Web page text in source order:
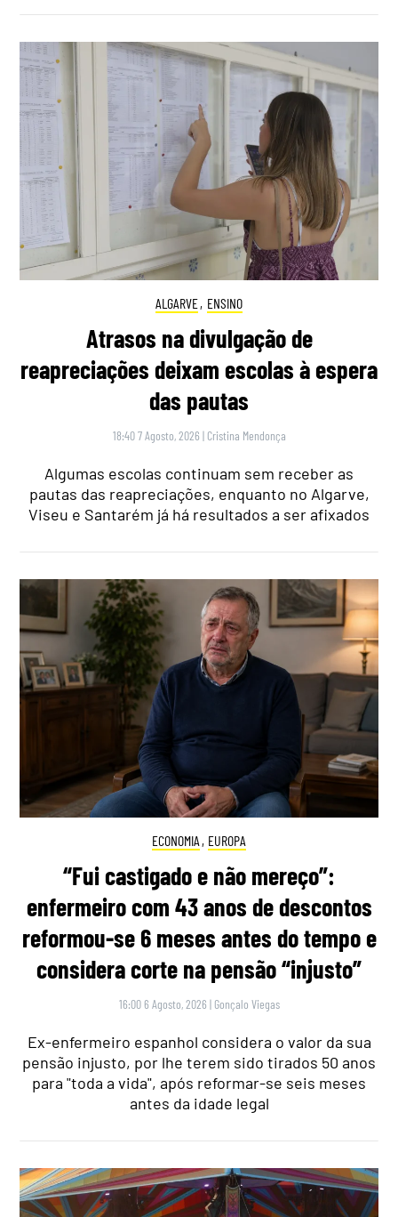
ALGARVE, ENSINO
Atrasos na divulgação de
reapreciações deixam escolas à espera
das pautas
18:40 7 Agosto, 2026 | Cristina Mendonça
Algumas escolas continuam sem receber as
pautas das reapreciações, enquanto no Algarve,
Viseu e Santarém já há resultados a ser afixados
ECONOMIA , EUROPA
“Fui castigado e não mereço”:
enfermeiro com 43 anos de descontos
reformou-se 6 meses antes do tempo e
considera corte na pensão “injusto”
16:00 6 Agosto, 2026 | Gonçalo Viegas
Ex-enfermeiro espanhol considera o valor da sua
pensão injusto, por lhe terem sido tirados 50 anos
para "toda a vida", após reformar-se seis meses
antes da idade legal